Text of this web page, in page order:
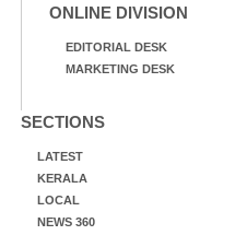
ONLINE DIVISION
EDITORIAL DESK
MARKETING DESK
SECTIONS
LATEST
KERALA
LOCAL
NEWS 360